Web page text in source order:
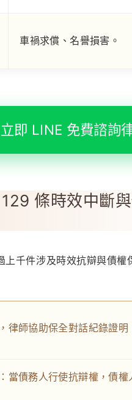
車禍求償、名譽損害。
即 LINE 免費諮詢
條時效中斷
上千件涉及時效抗辯與債權
師協助保全對話紀錄證明
債務人行使抗辯權，債權